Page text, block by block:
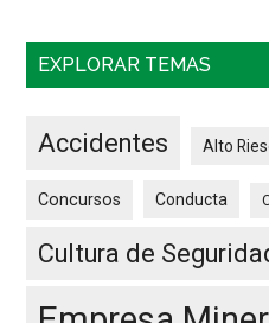
EXPLORAR TEMAS
Accidentes Alto
Concursos Conducta
Cultura de